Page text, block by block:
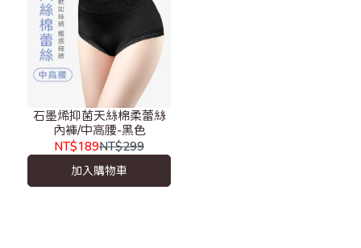
石墨烯抑菌天絲棉柔蕾絲
內褲/中高腰-黑色
NT$189NT$299
加入購物車